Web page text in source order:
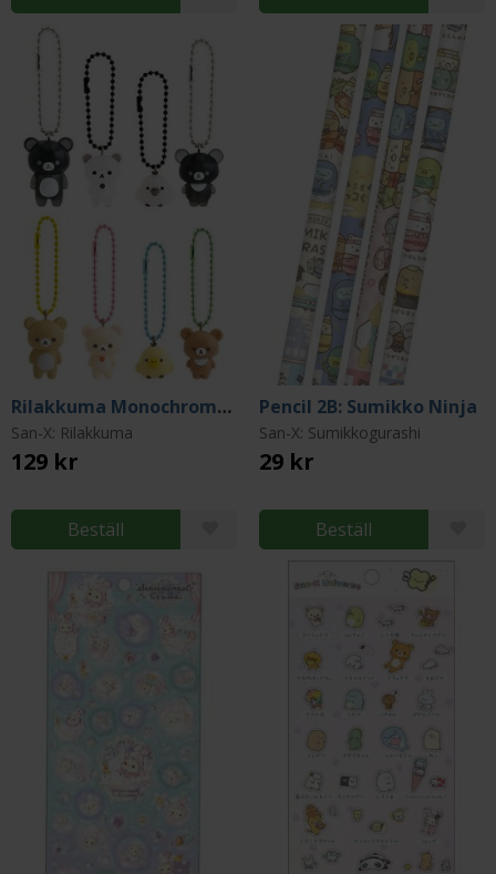
Rilakkuma Monochrome Keychain (Blind Pack)
San-X: Rilakkuma
129 kr
Beställ
Pencil 2B: Sumikko Ninja
San-X: Sumikkogurashi
29 kr
Beställ